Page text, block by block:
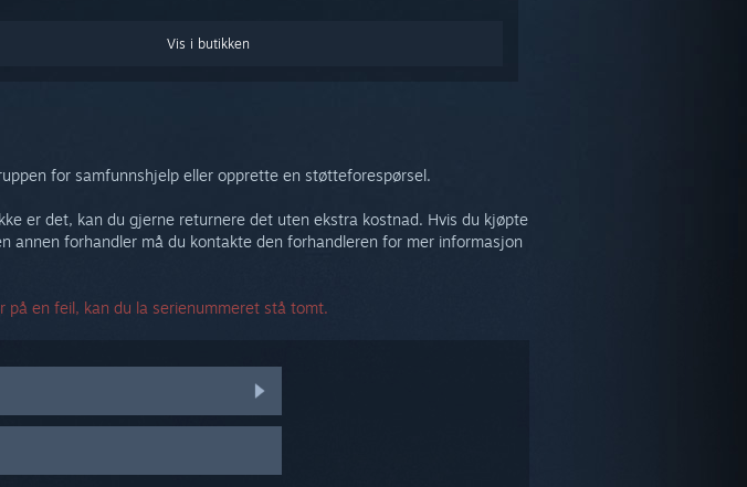
Vis i butikken
for samfunnshjelp eller opprette en støtteforespørsel.
er det, kan du gjerne returnere det uten ekstra kostnad. Hvis du kjøpte
annen forhandler må du kontakte den forhandleren for mer informasjon
en feil, kan du la serienummeret stå tomt.